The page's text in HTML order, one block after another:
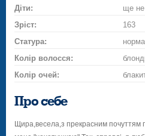
Діти:
ще
Зріст:
163
Статура:
Колір волосся:
Колір очей:
Про себе
Щира,весела,з прекрасним почуттям